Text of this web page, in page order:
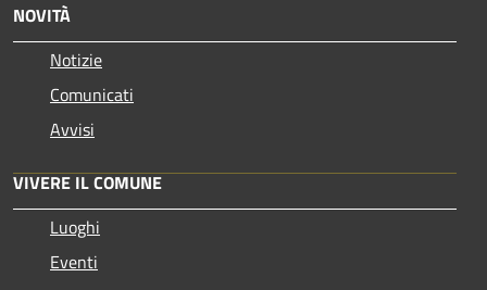
NOVITÀ
Notizie
Comunicati
Avvisi
VIVERE IL COMUNE
Luoghi
Eventi